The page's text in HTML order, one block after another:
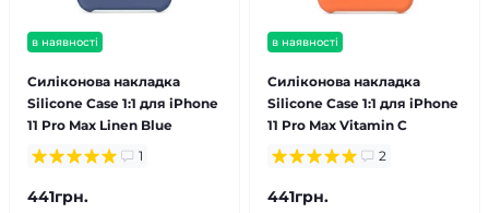
в наявності
Силіконова накладка
Silicone Case 1:1 для iPhone
11 Pro Max Linen Blue
1
441грн.
в наявності
Силіконова накладка
Silicone Case 1:1 для iPhone
11 Pro Max Vitamin C
2
441грн.